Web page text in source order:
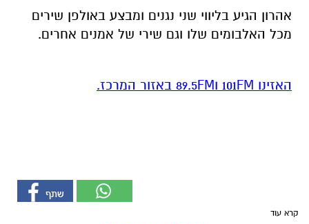
אהרון הגיע בליווי שני נגנים ומבצע באולפן שירים
מכל האלבומים שלו וגם שירי של אמנים אחרים.
האזינו 101FM ו89.5FM באזור המרכז.
קרא עוד